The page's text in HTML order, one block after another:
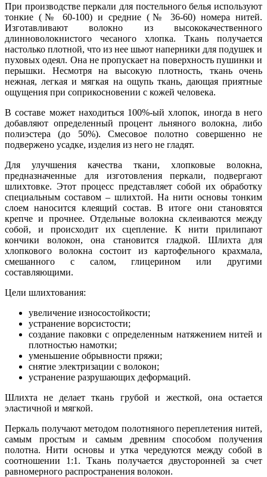
При производстве перкали для постельного белья используют
тонкие (№ 60-100) и средние (№ 36-60) номера нитей.
Изготавливают волокно из высококачественного
длинноволокнистого чесаного хлопка. Ткань получается
настолько плотной, что из нее шьют наперники для подушек и
пуховых одеял. Она не пропускает на поверхность пушинки и
перышки. Несмотря на высокую плотность, ткань очень
нежная, легкая и мягкая на ощупь ткань, дающая приятные
ощущения при соприкосновении с кожей человека.
В составе может находиться 100%-ый хлопок, иногда в него
добавляют определенный процент льняного волокна, либо
полиэстера (до 50%). Смесовое полотно совершенно не
подвержено усадке, изделия из него не гладят.
Для улучшения качества ткани, хлопковые волокна,
предназначенные для изготовления перкали, подвергают
шлихтовке. Этот процесс представляет собой их обработку
специальным составом – шлихтой. На нити основы тонким
слоем наносится клеящий состав. В итоге они становятся
крепче и прочнее. Отдельные волокна склеиваются между
собой, и происходит их сцепление. К нити прилипают
кончики волокон, она становится гладкой. Шлихта для
хлопкового волокна состоит из картофельного крахмала,
смешанного с салом, глицерином или другими
составляющими.
Цели шлихтования:
увеличение износостойкости;
устранение ворсистости;
создание паковки с определенным натяжением нитей и
плотностью намотки;
уменьшение обрывности пряжи;
снятие электризации с волокон;
устранение разрушающих деформаций.
Шлихта не делает ткань грубой и жесткой, она остается
эластичной и мягкой.
Перкаль получают методом полотняного переплетения нитей,
самым простым и самым древним способом получения
полотна. Нити основы и утка чередуются между собой в
соотношении 1:1. Ткань получается двусторонней за счет
равномерного распространения волокон.